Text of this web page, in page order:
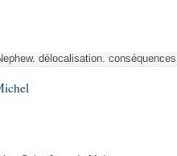
délocalisation.